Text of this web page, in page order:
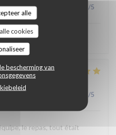
alle
cookies
bescherming van
:5/5 Kwaliteit / Prijs /5
/5
le repas, tout était